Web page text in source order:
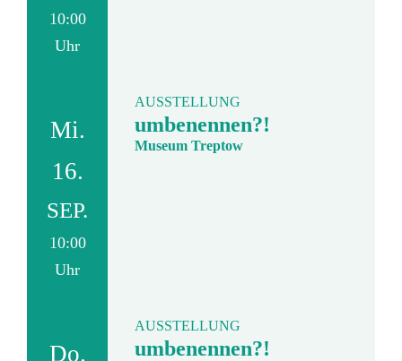
10:00
Uhr
Mi.
16.
SEP.
10:00
Uhr
AUSSTELLUNG
umbenennen?!
Museum Treptow
Do.
AUSSTELLUNG
umbenennen?!